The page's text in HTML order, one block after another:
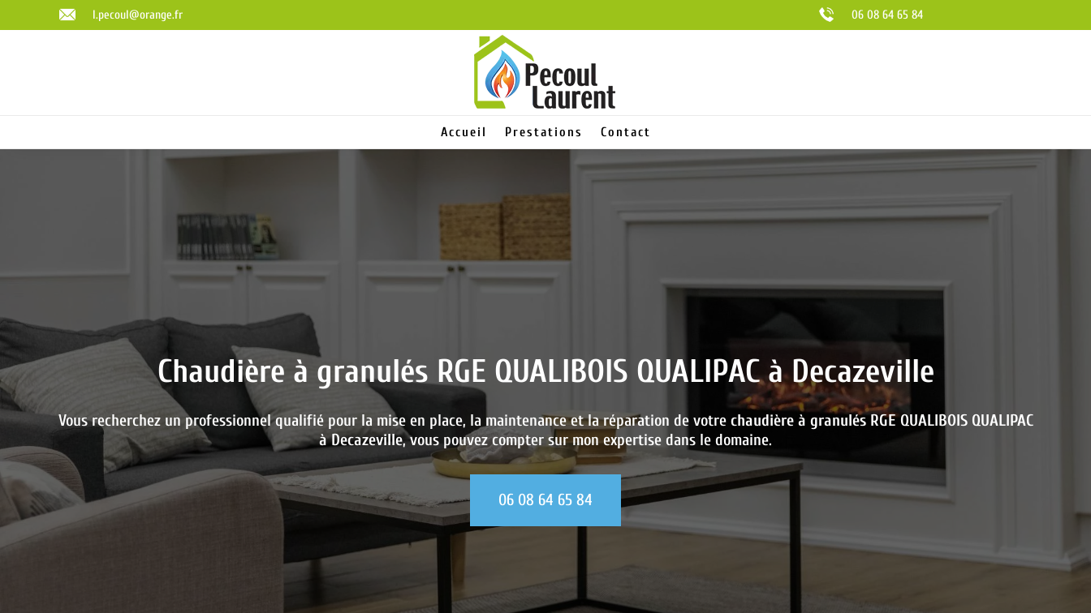
l.pecoul@orange.fr 06 08 64 65 84
Accueil Prestations Contact
Chaudière à granulés RGE QUALIBOIS QUALIPAC àDecazeville
Vous recherchez un professionnel qualifié pour la mise en place, la maintenance et la réparation de votre chaudière à granulés RGE QUALIBOIS QUALIPAC
àDecazeville, vous pouvez compter sur mon expertise dans le domaine.
06 08 64 65 84